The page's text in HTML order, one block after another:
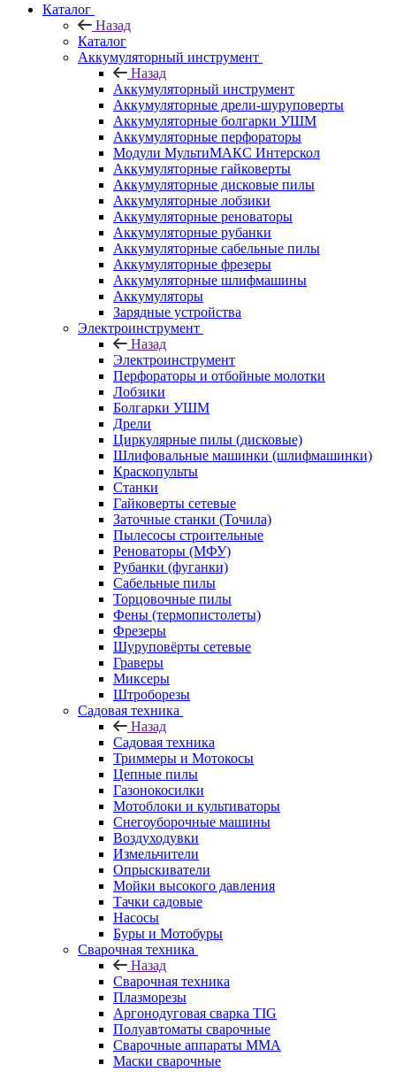
Каталог
Назад
Каталог
Аккумуляторный инструмент
Назад
Аккумуляторный инструмент
Аккумуляторные дрели-шуруповерты
Аккумуляторные болгарки УШМ
Аккумуляторные перфораторы
Модули МультиМАКС Интерскол
Аккумуляторные гайковерты
Аккумуляторные дисковые пилы
Аккумуляторные лобзики
Аккумуляторные реноваторы
Аккумуляторные рубанки
Аккумуляторные сабельные пилы
Аккумуляторные фрезеры
Аккумуляторные шлифмашины
Аккумуляторы
Зарядные устройства
Электроинструмент
Назад
Электроинструмент
Перфораторы и отбойные молотки
Лобзики
Болгарки УШМ
Дрели
Циркулярные пилы (дисковые)
Шлифовальные машинки (шлифмашинки)
Краскопульты
Станки
Гайковерты сетевые
Заточные станки (Точила)
Пылесосы строительные
Реноваторы (МФУ)
Рубанки (фуганки)
Сабельные пилы
Торцовочные пилы
Фены (термопистолеты)
Фрезеры
Шуруповёрты сетевые
Граверы
Миксеры
Штроборезы
Садовая техника
Назад
Садовая техника
Триммеры и Мотокосы
Цепные пилы
Газонокосилки
Мотоблоки и культиваторы
Снегоуборочные машины
Воздуходувки
Измельчители
Опрыскиватели
Мойки высокого давления
Тачки садовые
Насосы
Буры и Мотобуры
Сварочная техника
Назад
Сварочная техника
Плазморезы
Аргонодуговая сварка TIG
Полуавтоматы сварочные
Сварочные аппараты ММА
Маски сварочные